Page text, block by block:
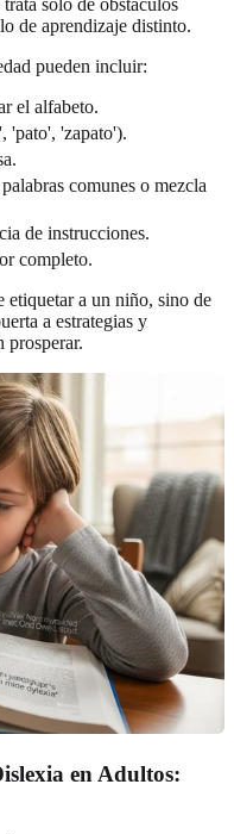
solo de obstáculos
de aprendizaje distinto.
pueden incluir:
el alfabeto.
'pato', 'zapato').
comunes o mezcla
de instrucciones.
completo.
etiquetar a un niño, sino de
a estrategias y
prosperar.
en Adultos: